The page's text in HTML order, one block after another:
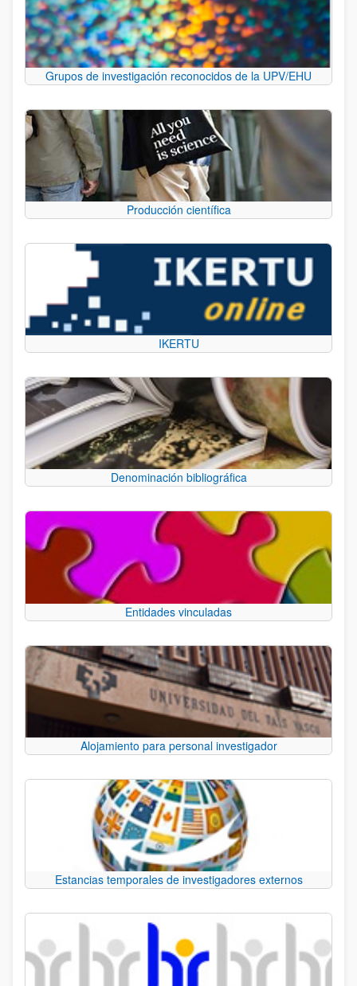
Grupos de investigación reconocidos de la UPV/EHU
Producción científica
IKERTU
Denominación bibliográfica
Entidades vinculadas
Alojamiento para personal investigador
Estancias temporales de investigadores externos